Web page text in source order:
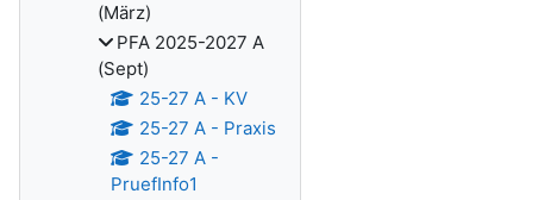
(März)
PFA 2025-2027 A
(Sept)
25-27 A - KV
25-27 A - Praxis
25-27 A -
PruefInfo1